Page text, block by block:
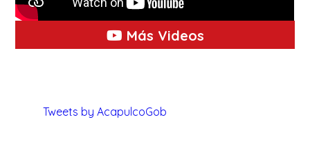
Más Videos
Tweets by AcapulcoGob